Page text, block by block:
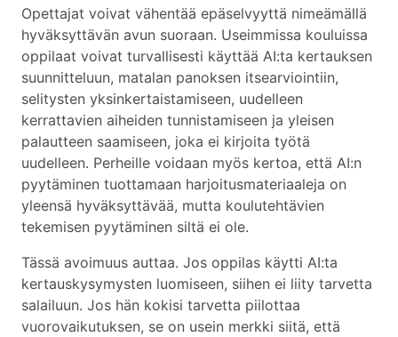
Opettajat voivat vähentää epäselvyyttä nimeämällä
hyväksyttävän avun suoraan. Useimmissa kouluissa
oppilaat voivat turvallisesti käyttää AI:ta kertauksen
suunnitteluun, matalan panoksen itsearviointiin,
selitysten yksinkertaistamiseen, uudelleen
kerrattavien aiheiden tunnistamiseen ja yleisen
palautteen saamiseen, joka ei kirjoita työtä
uudelleen. Perheille voidaan myös kertoa, että AI:n
pyytäminen tuottamaan harjoitusmateriaaleja on
yleensä hyväksyttävää, mutta koulutehtävien
tekemisen pyytäminen siltä ei ole.
Tässä avoimuus auttaa. Jos oppilas käytti AI:ta
kertauskysymysten luomiseen, siihen ei liity tarvetta
salailuun. Jos hän kokisi tarvetta piilottaa
vuorovaikutuksen, se on usein merkki siitä, että